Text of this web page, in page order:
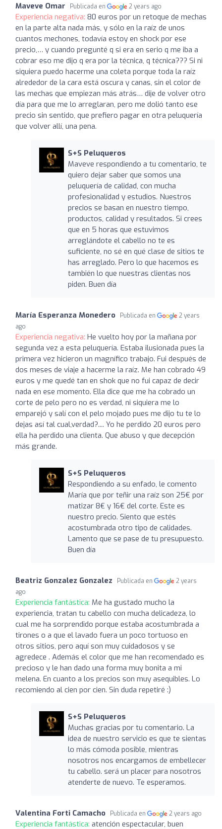
Maveve Omar Publicada en 2 years ago
Experiencia negativa: 80 euros por un retoque de mechas
en la parte alta nada más, y sólo en la raíz de unos
cuantos mechones, todavía estoy en shock por ese
precio,… y cuando pregunté q si era en serio q me iba a
cobrar eso me dijo q era por la técnica, q técnica??? Si ni
siquiera puedo hacerme una coleta porque toda la raíz
alrededor de la cara está oscura y canas, sin el color de
las mechas que empiezan más atrás… dije de volver otro
día para que me lo arreglaran, pero me dolió tanto ese
precio sin sentido, que prefiero pagar en otra peluquería
que volver allí, una pena.
S+S Peluqueros
Maveve respondiendo a tu comentario, te
quiero dejar saber que somos una
peluquería de calidad, con mucha
profesionalidad y estudios. Nuestros
precios se basan en nuestro tiempo,
productos, calidad y resultados. Si crees
que en 5 horas que estuvimos
arreglándote el cabello no te es
suficiente, no sé en qué clase de sitios te
has arreglado. Pero lo que hacemos es
también lo que nuestras clientas nos
piden. Buen día
María Esperanza Monedero Publicada en
2 years
ago
Experiencia negativa: He vuelto hoy por la mañana por
segunda vez a esta peluquería. Estaba ilusionada pues la
primera vez hicieron un magnífico trabajo. Fui después de
dos meses de viaje a hacerme la raíz. Me han cobrado 49
euros y me quedé tan en shok que no fui capaz de decir
nada en ese momento. Ella dice que me ha cobrado un
corte de pelo pero no es verdad, ni siquiera me lo
emparejó y salí con el pelo mojado pues me dijo tu te lo
dejas así tal cual,verdad?.... Yo he perdido 20 euros pero
ella ha perdido una clienta. Que abuso y que decepción
más grande.
S+S Peluqueros
Respondiendo a su enfado, le comento
María que por teñir una raíz son 25€ por
matizar 8€ y 16€ del corte. Este es
nuestro precio. Siento que estés
acostumbrada otro tipo de calidades.
Lamento que se pase de tu presupuesto.
Buen día
Beatriz Gonzalez Gonzalez Publicada en
2 years
ago
Experiencia fantástica: Me ha gustado mucho la
experiencia, tratan tu cabello con mucha delicadeza, lo
cual me ha sorprendido porque estaba acostumbrada a
tirones o a que el lavado fuera un poco tortuoso en
otros sitios, pero aquí son muy cuidadosos y se
agredece . Además el color que me han recomendado es
precioso y le han dado una forma muy bonita a mi
melena. En cuanto a los precios son muy asequibles. Lo
recomiendo al cien por cien. Sin duda repetiré :)
S+S Peluqueros
Muchas gracias por tu comentario. La
idea de nuestro servicio es que te sientas
lo más cómoda posible, mientras
nosotros nos encargamos de embellecer
tu cabello. será un placer para nosotros
atenderte de nuevo. Te esperamos.
Valentina Forti Camacho Publicada en 2 years ago
Experiencia fantástica: atención espectacular, buen